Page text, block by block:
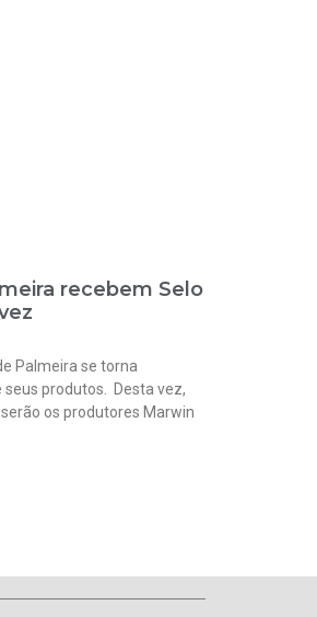
recebem Selo
Palmeira se torna
produtos. Desta vez,
os produtores Marwin